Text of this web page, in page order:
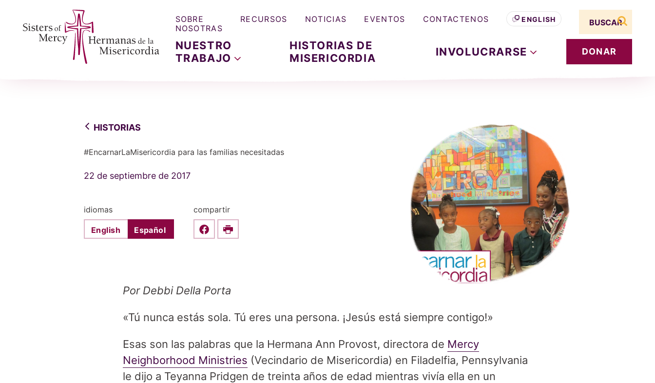
NUESTRO
TRABAJO
HISTORIAS DE
MISERICORDIA
INVOLUCRARSE DONAR
SOBRE
NOSOTRAS
RECURSOS NOTICIAS EVENTOS CONTACTENOS ENGLISH
Search term
buscar
HISTORIAS
#EncarnarLaMisericordia para las familias necesitadas
22 de septiembre de 2017
idiomas
English Español
compartir
Share this on Facebook
Print
Por Debbi Della Porta
«Tú nunca estás sola. Tú eres una persona. ¡Jesús está siempre contigo!»
Esas son las palabras que la Hermana Ann Provost, directora de Mercy
Neighborhood Ministries (Vecindario de Misericordia) en Filadelfia, Pennsylvania
le dijo a Teyanna Pridgen de treinta años de edad mientras vivía ella en un